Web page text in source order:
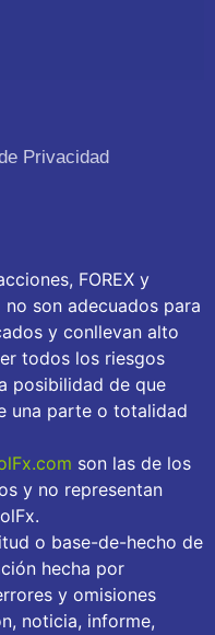
Privacidad
FOREX y
son adecuados para
y conllevan alto
todos los riesgos
posibilidad de que
una parte o totalidad
son las de los
y no representan
o base-de-hecho de
hecha por
y omisiones
noticia, informe,